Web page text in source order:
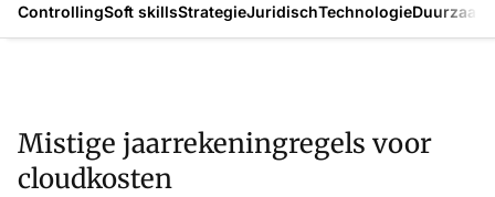
ControllingSoft skillsStrategieJuridischTechnologie
Mistige jaarrekeningregels voor
cloudkosten